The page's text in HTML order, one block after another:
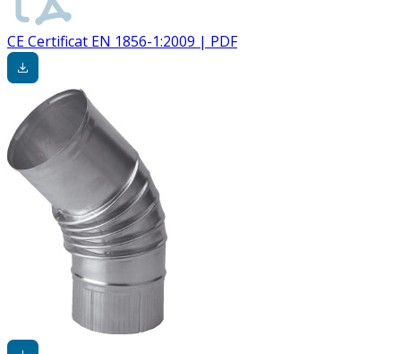
CE Certificat EN 1856-1:2009 | PDF